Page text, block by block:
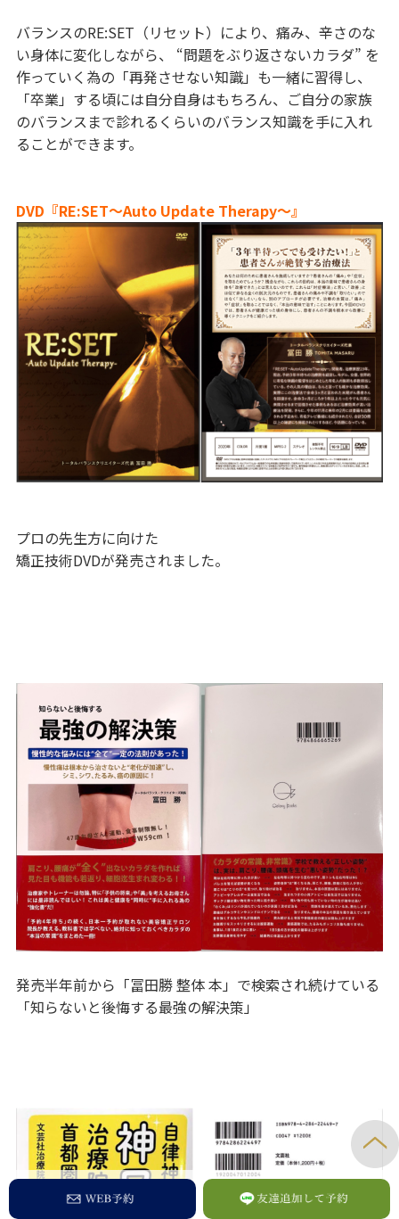
バランスのRE:SET（リセット）により、痛み、辛さのな
い身体に変化しながら、 “問題をぶり返さないカラダ” を
作っていく為の「再発させない知識」も一緒に習得し、
「卒業」する頃には自分自身はもちろん、ご自分の家族
のバランスまで診れるくらいのバランス知識を手に入れ
ることができます。
DVD『RE:SET〜Auto Update Therapy〜』
プロの先生方に向けた
矯正技術DVDが発売されました。
発売半年前から「冨田勝 整体 本」で検索され続けている
「知らないと後悔する最強の解決策」